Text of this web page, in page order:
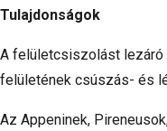
Tulajdonságok
A felületcsiszolást lezáró
felületének csúszás- és
Az Appeninek,